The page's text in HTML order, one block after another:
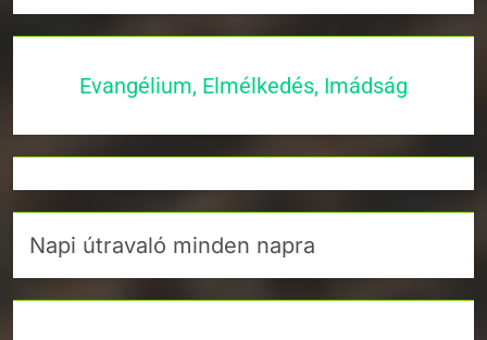
Evangélium, Elmélkedés, Imádság
Napi útravaló minden napra